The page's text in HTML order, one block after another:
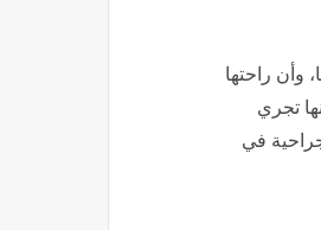
وأن راحتها
تجري
في